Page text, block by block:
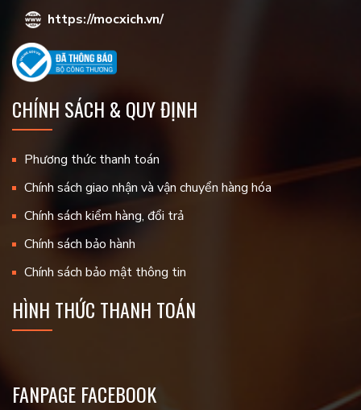
https://mocxich.vn/
CHÍNH SÁCH & QUY ĐỊNH
Phương thức thanh toán
Chính sách giao nhận và vận chuyển hàng hóa
Chính sách kiểm hàng, đổi trả
Chính sách bảo hành
Chính sách bảo mật thông tin
HÌNH THỨC THANH TOÁN
FANPAGE FACEBOOK